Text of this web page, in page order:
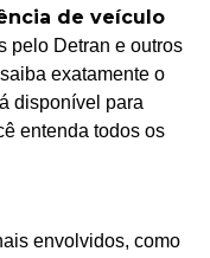
de veículo
pelo Detran e outros
exatamente o
disponível para
entenda todos os
envolvidos, como